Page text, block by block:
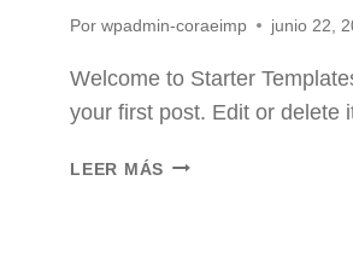
Por wpadmin-coraeimp junio 22,
Welcome to Starter
your first post. Edit or delete
LEER MÁS HELLO